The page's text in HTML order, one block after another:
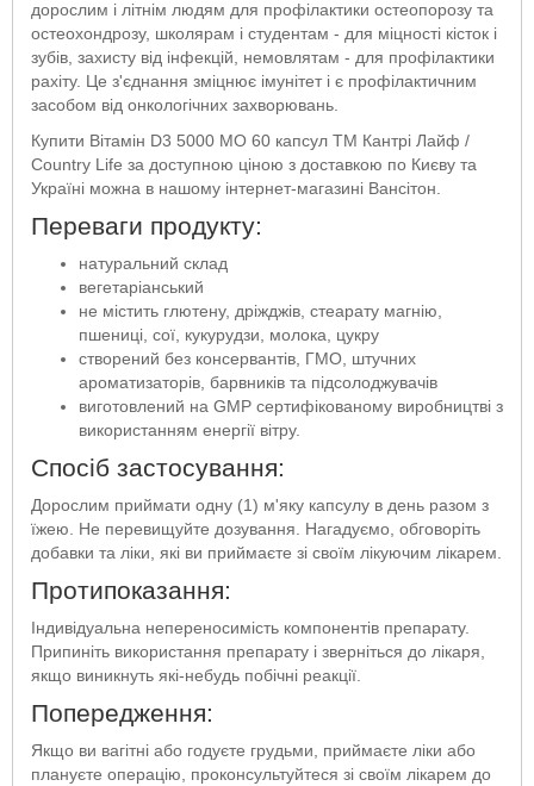
дорослим і літнім людям для профілактики остеопорозу та
остеохондрозу, школярам і студентам - для міцності кісток і
зубів, захисту від інфекцій, немовлятам - для профілактики
рахіту. Це з'єднання зміцнює імунітет і є профілактичним
засобом від онкологічних захворювань.
Купити Вітамін D3 5000 МО 60 капсул ТМ Кантрі Лайф /
Country Life за доступною ціною з доставкою по Києву та
Україні можна в нашому інтернет-магазині Вансітон.
Переваги продукту:
натуральний склад
вегетаріанський
не містить глютену, дріжджів, стеарату магнію,
пшениці, сої, кукурудзи, молока, цукру
створений без консервантів, ГМО, штучних
ароматизаторів, барвників та підсолоджувачів
виготовлений на GMP сертифікованому виробництві з
використанням енергії вітру.
Спосіб застосування:
Дорослим приймати одну (1) м'яку капсулу в день разом з
їжею. Не перевищуйте дозування. Нагадуємо, обговоріть
добавки та ліки, які ви приймаєте зі своїм лікуючим лікарем.
Протипоказання:
Індивідуальна непереносимість компонентів препарату.
Припиніть використання препарату і зверніться до лікаря,
якщо виникнуть які-небудь побічні реакції.
Попередження:
Якщо ви вагітні або годуєте грудьми, приймаєте ліки або
плануєте операцію, проконсультуйтеся зі своїм лікарем до